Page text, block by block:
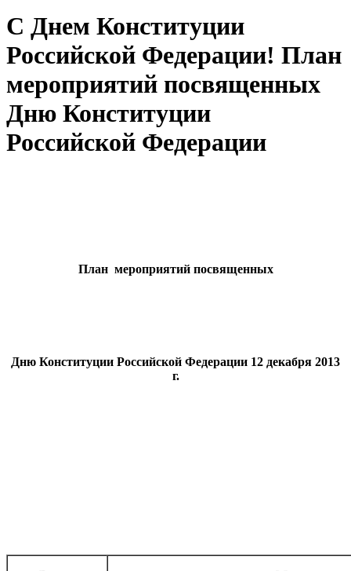
С Днем Конституции
Российской Федерации! План
мероприятий посвященных
Дню Конституции
Российской Федерации
План мероприятий посвященных
Дню Конституции Российской Федерации 12 декабря 2013
г.